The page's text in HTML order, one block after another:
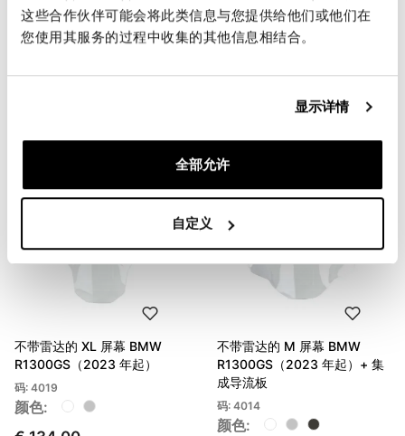
这些合作伙伴可能会将此类信息与您提供给他们或他们在
您使用其服务的过程中收集的其他信息相结合。
显示详情
全部允许
自定义
不带雷达的 M 屏 BMW
R1300GS（2023 年起）
不带雷达的 L 屏 BMW
R1300GS（2023 年起）
不带雷达的 XL 屏幕 BMW
R1300GS（2023 年起）
码: 4019
颜色:
不带雷达的 M 屏幕 BMW
R1300GS（2023 年起）+ 集
成导流板
码: 4014
颜色: